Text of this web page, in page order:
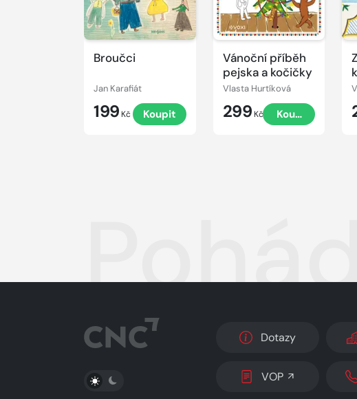
Broučci
Jan Karafiát
199 Kč Koupit
Vánoční příběh
pejska a kočičky
Vlasta Hurtíková
299 Kč Koupit
PŘEPNOUT SVĚTLÝ/TMAVÝ REŽIM
Dotazy
VOP